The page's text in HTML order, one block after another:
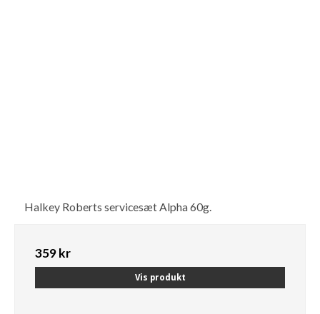
Halkey Roberts servicesæt Alpha 60g.
359 kr
Vis produkt